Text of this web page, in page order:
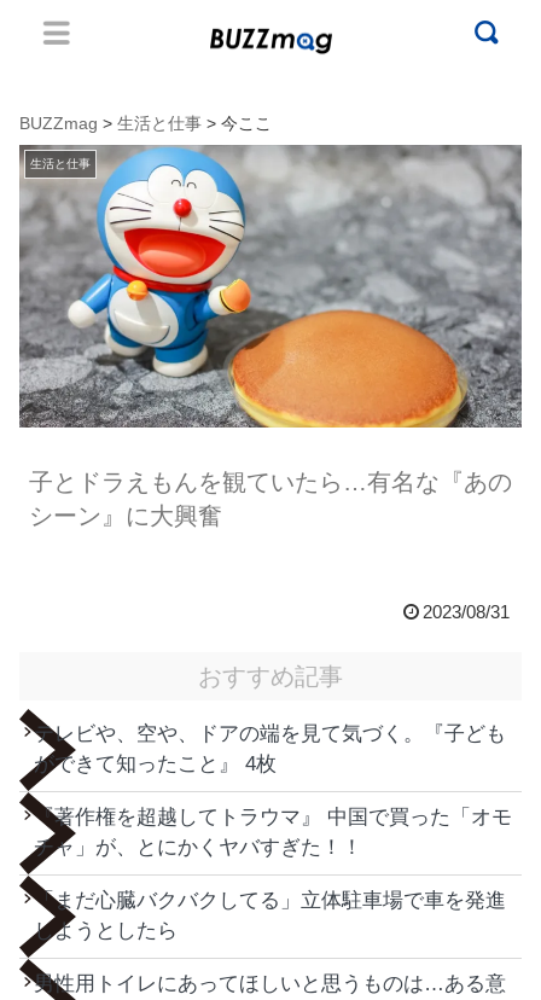
BUZZmag > 生活と仕事 > 今ここ
生活と仕事
子とドラえもんを観ていたら…有名な『あの
シーン』に大興奮
2023/08/31
おすすめ記事
テレビや、空や、ドアの端を見て気づく。『子ども
ができて知ったこと』 4枚
『著作権を超越してトラウマ』 中国で買った「オモ
チャ」が、とにかくヤバすぎた！！
「まだ心臓バクバクしてる」立体駐車場で車を発進
しようとしたら
男性用トイレにあってほしいと思うものは…ある意